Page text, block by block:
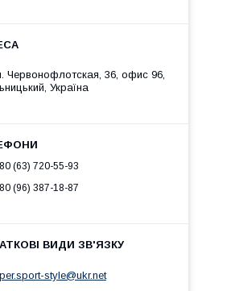
Червонофлотская, 36, офис 96,
Україна
(63) 720-55-93
(96) 387-18-87
style@ukr.net